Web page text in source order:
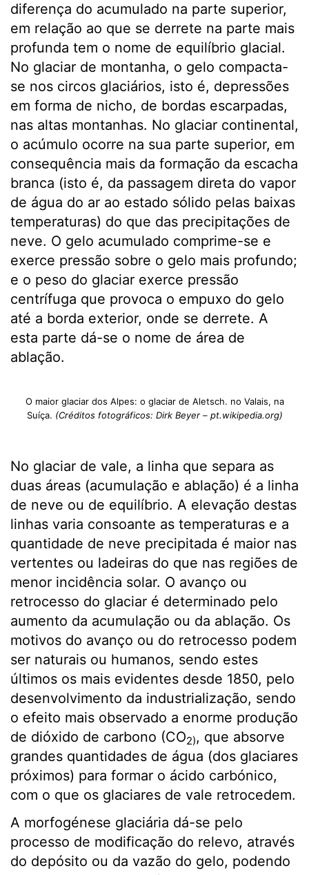
diferença do acumulado na parte superior,
em relação ao que se derrete na parte mais
profunda tem o nome de equilíbrio glacial.
No glaciar de montanha, o gelo compacta-
se nos circos glaciários, isto é, depressões
em forma de nicho, de bordas escarpadas,
nas altas montanhas. No glaciar continental,
o acúmulo ocorre na sua parte superior, em
consequência mais da formação da escacha
branca (isto é, da passagem direta do vapor
de água do ar ao estado sólido pelas baixas
temperaturas) do que das precipitações de
neve. O gelo acumulado comprime-se e
exerce pressão sobre o gelo mais profundo;
e o peso do glaciar exerce pressão
centrífuga que provoca o empuxo do gelo
até a borda exterior, onde se derrete. A
esta parte dá-se o nome de área de
ablação.
O maior glaciar dos Alpes: o glaciar de Aletsch. no Valais, na
Suíça. (Créditos fotográficos: Dirk Beyer – pt.wikipedia.org)
No glaciar de vale, a linha que separa as
duas áreas (acumulação e ablação) é a linha
de neve ou de equilíbrio. A elevação destas
linhas varia consoante as temperaturas e a
quantidade de neve precipitada é maior nas
vertentes ou ladeiras do que nas regiões de
menor incidência solar. O avanço ou
retrocesso do glaciar é determinado pelo
aumento da acumulação ou da ablação. Os
motivos do avanço ou do retrocesso podem
ser naturais ou humanos, sendo estes
últimos os mais evidentes desde 1850, pelo
desenvolvimento da industrialização, sendo
o efeito mais observado a enorme produção
de dióxido de carbono (CO2), que absorve
grandes quantidades de água (dos glaciares
próximos) para formar o ácido carbónico,
com o que os glaciares de vale retrocedem.
A morfogénese glaciária dá-se pelo
processo de modificação do relevo, através
do depósito ou da vazão do gelo, podendo